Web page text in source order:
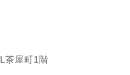
茶屋町1階